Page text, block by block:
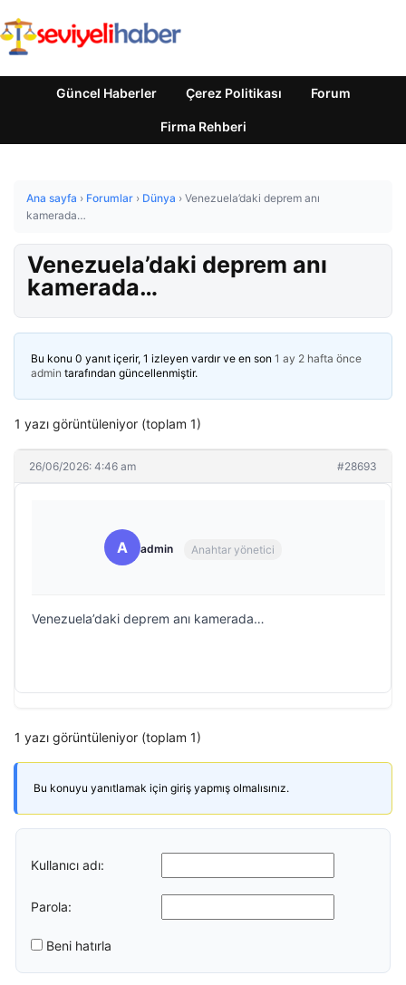
Güncel Haberler Çerez Politikası Forum
Firma Rehberi
Ana sayfa › Forumlar › Dünya › Venezuela’daki deprem anı
kamerada…
Venezuela’daki deprem anı
kamerada…
Bu konu 0 yanıt içerir, 1 izleyen vardır ve en son 1 ay 2 hafta önce
admin tarafından güncellenmiştir.
1 yazı görüntüleniyor (toplam 1)
26/06/2026: 4:46 am #28693
A admin Anahtar yönetici
Venezuela’daki deprem anı kamerada…
1 yazı görüntüleniyor (toplam 1)
Bu konuyu yanıtlamak için giriş yapmış olmalısınız.
Kullanıcı adı:
Parola:
Beni hatırla